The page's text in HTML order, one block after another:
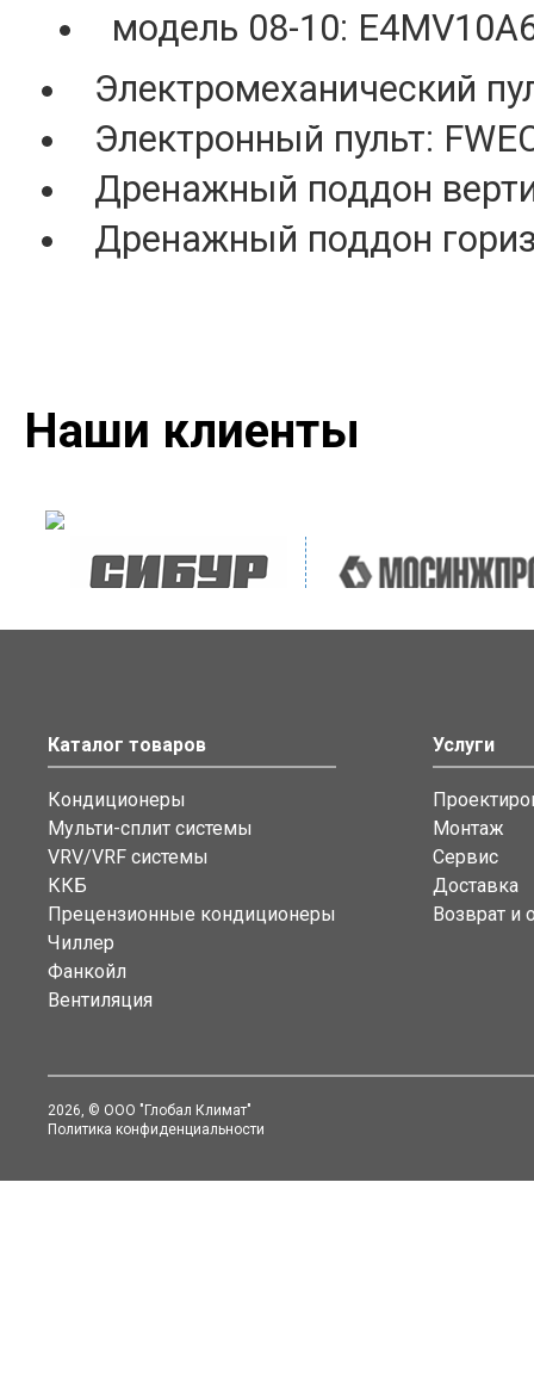
модель 08-10:
Электромеханический
Электронный пульт:
Дренажный поддон
Дренажный поддон
Наши клиенты
Каталог товаров
Кондиционеры
Мульти-сплит системы
VRV/VRF системы
ККБ
Прецензионные кондиционеры
Чиллер
Фанкойл
Вентиляция
Услуги
Монтаж
Сервис
Доставка
Возврат и
2026, © ООО "Глобал Климат"
Политика конфиденциальности